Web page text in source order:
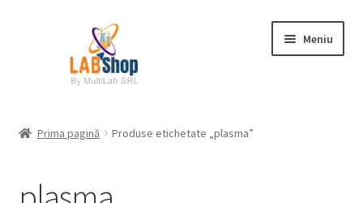
Meniu
Coș
Prima pagină Produse etichetate „plasma”